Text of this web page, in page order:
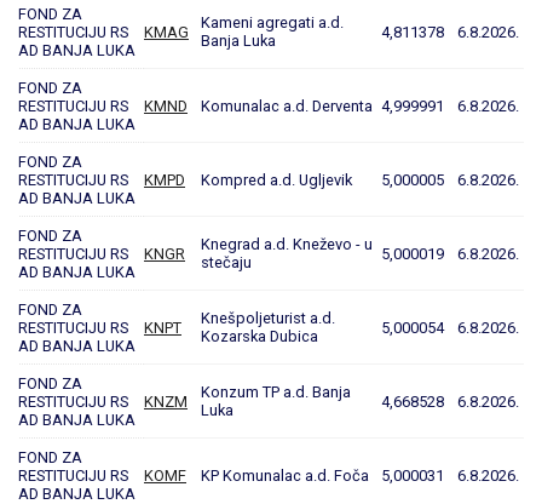
FOND ZA
RESTITUCIJU RS
AD BANJA LUKA
KMAG
Kameni agregati a.d.
Banja Luka
4,811378 6.8.2026.
FOND ZA
RESTITUCIJU RS
AD BANJA LUKA
KMND Komunalac a.d. Derventa 4,999991 6.8.2026.
FOND ZA
RESTITUCIJU RS
AD BANJA LUKA
KMPD Kompred a.d. Ugljevik 5,000005 6.8.2026.
FOND ZA
RESTITUCIJU RS
AD BANJA LUKA
KNGR
Knegrad a.d. Kneževo - u
stečaju
5,000019 6.8.2026.
FOND ZA
RESTITUCIJU RS
AD BANJA LUKA
KNPT
Knešpoljeturist a.d.
Kozarska Dubica
5,000054 6.8.2026.
FOND ZA
RESTITUCIJU RS
AD BANJA LUKA
KNZM
Konzum TP a.d. Banja
Luka
4,668528 6.8.2026.
FOND ZA
RESTITUCIJU RS
AD BANJA LUKA
KOMF KP Komunalac a.d. Foča 5,000031 6.8.2026.